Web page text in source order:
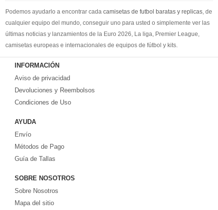
Podemos ayudarlo a encontrar cada camisetas de futbol baratas y replicas , de
cualquier equipo del mundo, conseguir uno para usted o simplemente ver las
últimas noticias y lanzamientos de la Euro 2026, La liga, Premier League,
camisetas europeas e internacionales de equipos de fútbol y kits.
Comprecamisetas de futbol baratasen la tienda deportiva más grande de
Europa. ¡Grandes ofertas en todas las camisetas del club de fútbol, ​​kits
europeos e internacionales, todo a los precios más bajos!
Compre nuestra gran selección de
equipaciones, camisetas y un portero a partir de €17.6. Diseños de fútbol
INFORMACIÓN
Aviso de privacidad
Devoluciones y Reembolsos
Condiciones de Uso
AYUDA
Envío
Métodos de Pago
Guía de Tallas
SOBRE NOSOTROS
Sobre Nosotros
Mapa del sitio